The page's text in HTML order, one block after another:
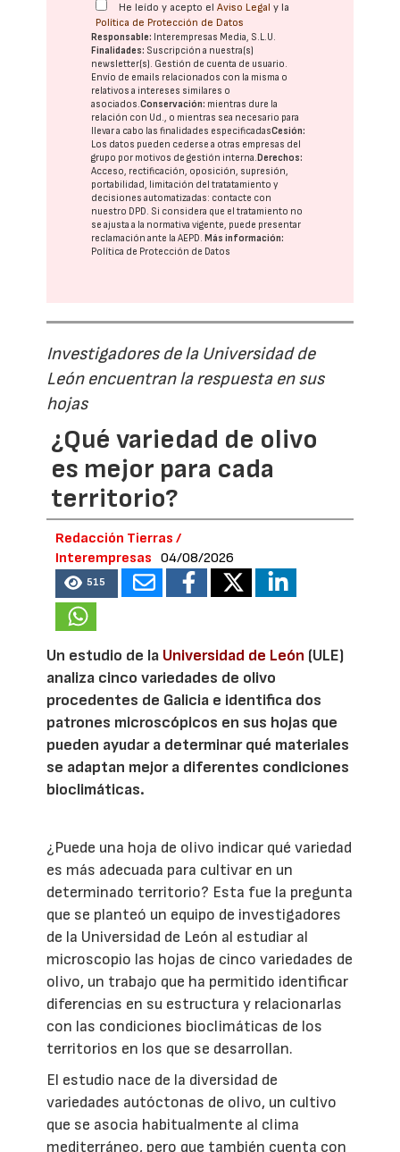
He leído y acepto elAviso Legal y la
Política de Protección de Datos
Responsable: Interempresas Media, S.L.U.
Finalidades: Suscripción a nuestra(s)
newsletter(s). Gestión de cuenta de usuario.
Envío de emails relacionados con la misma o
relativos a intereses similares o
asociados.Conservación: mientras dure la
relación con Ud., o mientras sea necesario para
llevar a cabo las finalidades especificadasCesión:
Los datos pueden cederse a otras empresas del
grupo por motivos de gestión interna. Derechos:
Acceso, rectificación, oposición, supresión,
portabilidad, limitación del tratatamiento y
decisiones automatizadas: contacte con
nuestro DPD. Si considera que el tratamiento no
se ajusta a la normativa vigente, puede presentar
reclamación ante laAEPD. Más información:
Política de Protección de Datos
Investigadores de la Universidad de
León encuentran la respuesta en sus
hojas
¿Qué variedad de olivo
es mejor para cada
territorio?
Redacción Tierras /
Interempresas
04/08/2026
515
Un estudio de la Universidad de León (ULE)
analiza cinco variedades de olivo
procedentes de Galicia e identifica dos
patrones microscópicos en sus hojas que
pueden ayudar a determinar qué materiales
se adaptan mejor a diferentes condiciones
bioclimáticas.
¿Puede una hoja de olivo indicar qué variedad
es más adecuada para cultivar en un
determinado territorio? Esta fue la pregunta
que se planteó un equipo de investigadores
de la Universidad de León al estudiar al
microscopio las hojas de cinco variedades de
olivo, un trabajo que ha permitido identificar
diferencias en su estructura y relacionarlas
con las condiciones bioclimáticas de los
territorios en los que se desarrollan.
El estudio nace de la diversidad de
variedades autóctonas de olivo, un cultivo
que se asocia habitualmente al clima
mediterráneo, pero que también cuenta con